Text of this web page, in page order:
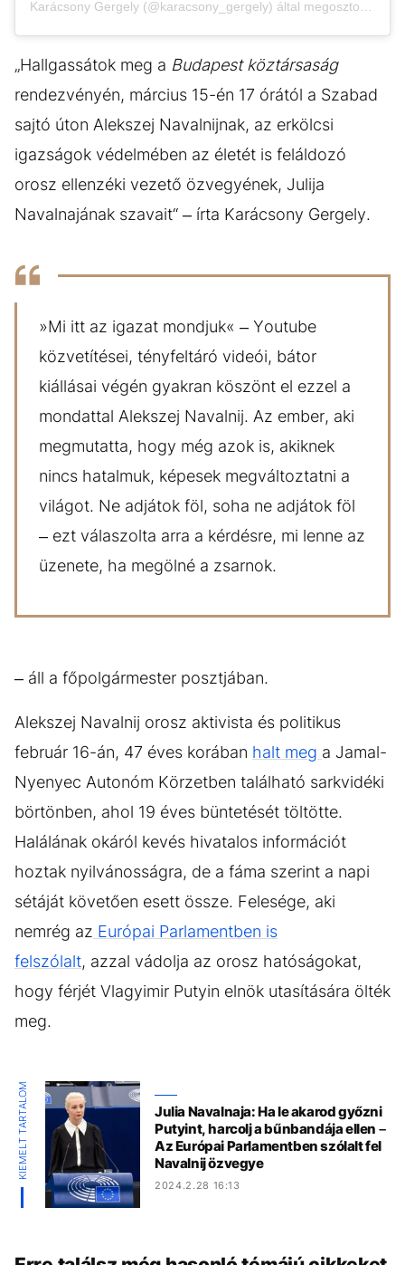
„Hallgassátok meg a Budapest köztársaság
rendezvényén, március 15-én 17 órától a Szabad
sajtó úton Alekszej Navalnijnak, az erkölcsi
igazságok védelmében az életét is feláldozó
orosz ellenzéki vezető özvegyének, Julija
Navalnajának szavait“ – írta Karácsony Gergely.
»Mi itt az igazat mondjuk« – Youtube
közvetítései, tényfeltáró videói, bátor
kiállásai végén gyakran köszönt el ezzel a
mondattal Alekszej Navalnij. Az ember, aki
megmutatta, hogy még azok is, akiknek
nincs hatalmuk, képesek megváltoztatni a
világot. Ne adjátok föl, soha ne adjátok föl
– ezt válaszolta arra a kérdésre, mi lenne az
üzenete, ha megölné a zsarnok.
– áll a főpolgármester posztjában.
Alekszej Navalnij orosz aktivista és politikus
február 16-án, 47 éves korában halt meg a Jamal-
Nyenyec Autonóm Körzetben található sarkvidéki
börtönben, ahol 19 éves büntetését töltötte.
Halálának okáról kevés hivatalos információt
hoztak nyilvánosságra, de a fáma szerint a napi
sétáját követően esett össze. Felesége, aki
nemrég az Európai Parlamentben is
felszólalt, azzal vádolja az orosz hatóságokat,
hogy férjét Vlagyimir Putyin elnök utasítására ölték
meg.
KIEMELT TARTALOM
Julia Navalnaja: Ha le akarod győzni
Putyint, harcolj a bűnbandája ellen –
Az Európai Parlamentben szólalt fel
Navalnij özvegye
2024.2.28 16:13